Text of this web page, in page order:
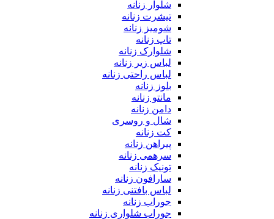
شلوار زنانه
تیشرت زنانه
شومیز زنانه
تاپ زنانه
شلوارک زنانه
لباس زیر زنانه
لباس راحتی زنانه
بلوز زنانه
مانتو زنانه
دامن زنانه
شال و روسری
کت زنانه
پیراهن زنانه
سرهمی زنانه
تونیک زنانه
سارافون زنانه
لباس بافتنی زنانه
جوراب زنانه
جوراب شلواری زنانه